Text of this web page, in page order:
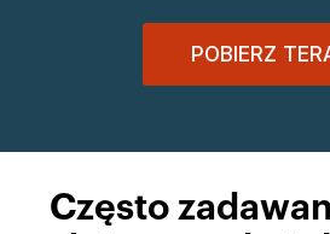
POBIERZ
Często